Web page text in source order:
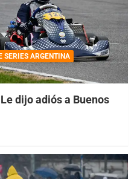
SERIES ARGENTINA
dijo adiós a Buenos